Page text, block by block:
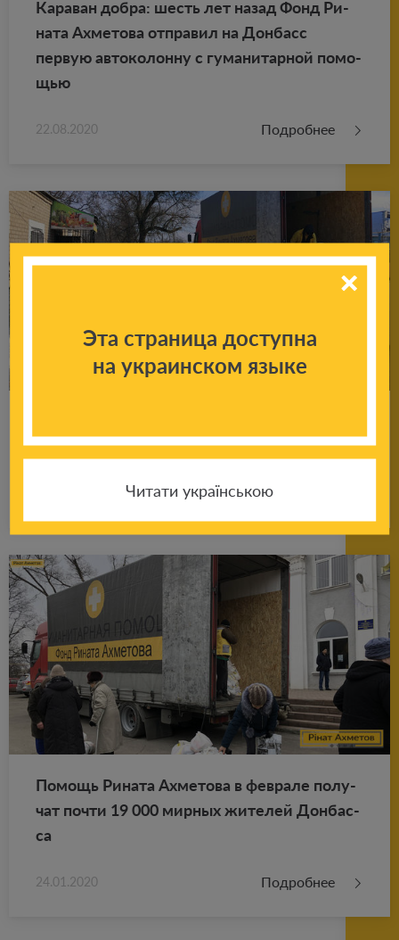
Ка­ра­ван добра: шесть лет назад Фонд Ри­
на­та Ах­ме­то­ва от­пра­вил на Дон­басс
первую ав­то­ко­лон­ну с гу­ма­ни­тар­ной по­мо­
щью
22.08.2020 Подробнее
по­лу­чат по­мощь Ри­на­та Ах­ме­то­ва в марте
Подробнее
По­мощь Ри­на­та Ах­ме­то­ва в фев­ра­ле по­лу­
чат почти 19 000 мир­ных жи­те­лей Дон­бас­
са
24.01.2020 Подробнее
Эта страница доступна
на украинском языке
Читати українською